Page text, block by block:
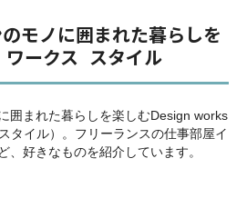
モノに囲まれた暮らしを
ークス スタイル
囲まれた暮らしを楽しむDesign works
タイル）
。フリーランスの仕事部屋イ
、好きなものを紹介しています。